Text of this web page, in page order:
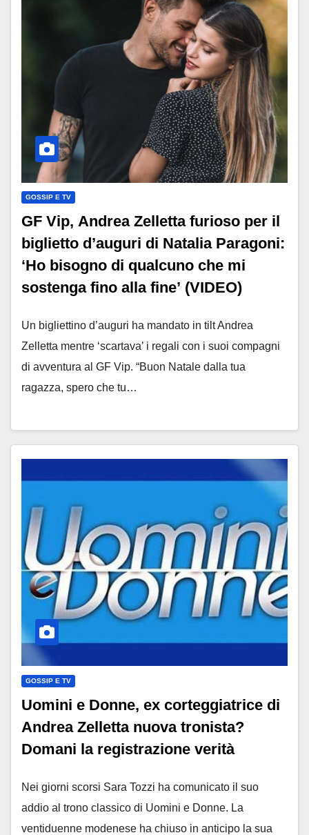
GOSSIP E TV
GF Vip, Andrea Zelletta furioso per il
biglietto d’auguri di Natalia Paragoni:
‘Ho bisogno di qualcuno che mi
sostenga fino alla fine’ (VIDEO)
Un bigliettino d’auguri ha mandato in tilt Andrea
Zelletta mentre ‘scartava’ i regali con i suoi compagni
di avventura al GF Vip. “Buon Natale dalla tua
ragazza, spero che tu…
GOSSIP E TV
Uomini e Donne, ex corteggiatrice di
Andrea Zelletta nuova tronista?
Domani la registrazione verità
Nei giorni scorsi Sara Tozzi ha comunicato il suo
addio al trono classico di Uomini e Donne. La
ventiduenne modenese ha chiuso in anticipo la sua